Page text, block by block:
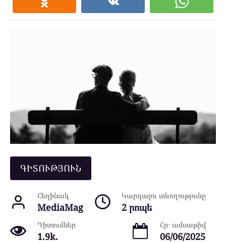
ԳԻՏՈՒԹՅՈՒՆ
Հեղինակ
MediaMag
Կարդալու տևողությունը
2 րոպե
Դիտումներ
1.9k.
Հր․ ամսաթիվ
06/06/2025